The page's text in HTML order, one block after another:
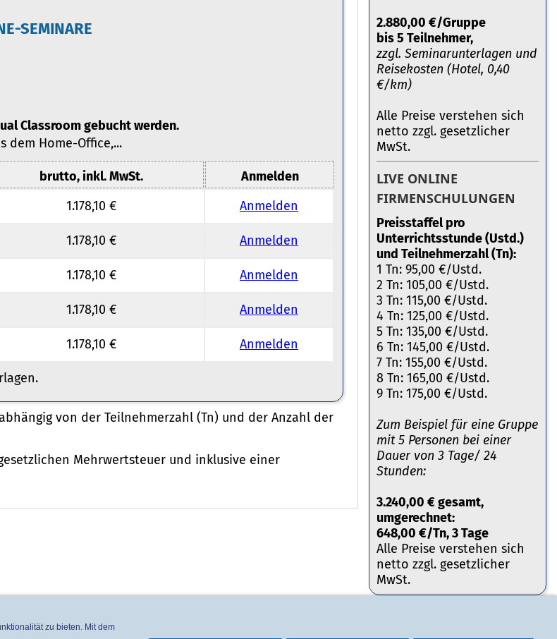
SEMINARE
Classroom gebucht werden.
dem Home-Office,...
brutto, inkl. MwSt.
Anmelden
1.178,10 € Anmelden
1.178,10 € Anmelden
1.178,10 € Anmelden
1.178,10 € Anmelden
1.178,10 € Anmelden
von der Teilnehmerzahl (Tn) und der Anzahl der
Mehrwertsteuer und inklusive einer
2.880,00 €/Gruppe
bis 5 Teilnehmer,
zzgl. Seminarunterlagen und
Reisekosten (Hotel, 0,40
€/km)
Alle Preise verstehen sich
netto zzgl. gesetzlicher
MwSt.
LIVE ONLINE
FIRMENSCHULUNGEN
Preisstaffel pro
Unterrichtsstunde (Ustd.)
und Teilnehmerzahl (Tn):
1 Tn: 95,00 €/Ustd.
2 Tn: 105,00 €/Ustd.
3 Tn: 115,00 €/Ustd.
4 Tn: 125,00 €/Ustd.
5 Tn: 135,00 €/Ustd.
6 Tn: 145,00 €/Ustd.
7 Tn: 155,00 €/Ustd.
8 Tn: 165,00 €/Ustd.
9 Tn: 175,00 €/Ustd.
Zum Beispiel für eine Gruppe
mit 5 Personen bei einer
Dauer von 3 Tage/ 24
Stunden:
3.240,00 € gesamt,
umgerechnet:
648,00 €/Tn, 3 Tage
Alle Preise verstehen sich
netto zzgl. gesetzlicher
MwSt.
KontaktAGBDatenschutzerklärung
zu bieten. Mit dem